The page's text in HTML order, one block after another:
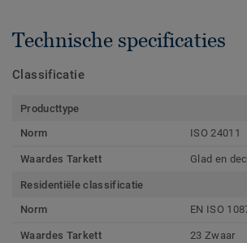
Technische specificaties
Classificatie
Producttype
Norm
ISO 24011
Waardes Tarkett Glad en
Residentiële classificatie
Norm
EN ISO
Waardes Tarkett 23 Zwaar